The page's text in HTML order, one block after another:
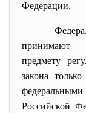
Федерации.
принимают
предмету
закона
Российской